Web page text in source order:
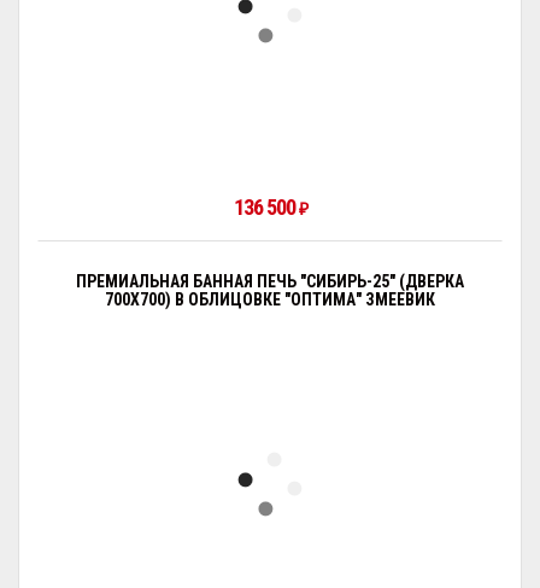
136 500₽
ПРЕМИАЛЬНАЯ БАННАЯ ПЕЧЬ "СИБИРЬ-25" (ДВЕРКА
700Х700) В ОБЛИЦОВКЕ "ОПТИМА" ЗМЕЕВИК